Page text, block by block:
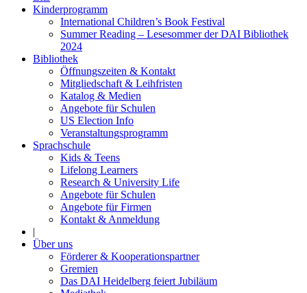
Kinderprogramm
International Children’s Book Festival
Summer Reading – Lesesommer der DAI Bibliothek
2024
Bibliothek
Öffnungszeiten & Kontakt
Mitgliedschaft & Leihfristen
Katalog & Medien
Angebote für Schulen
US Election Info
Veranstaltungsprogramm
Sprachschule
Kids & Teens
Lifelong Learners
Research & University Life
Angebote für Schulen
Angebote für Firmen
Kontakt & Anmeldung
|
Über uns
Förderer & Kooperationspartner
Gremien
Das DAI Heidelberg feiert Jubiläum